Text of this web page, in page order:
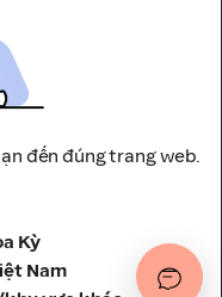
Hành Và Trung Tâm
Hòa Hưng, Thành phố
đến đúng trang web.
Kỳ
Nam